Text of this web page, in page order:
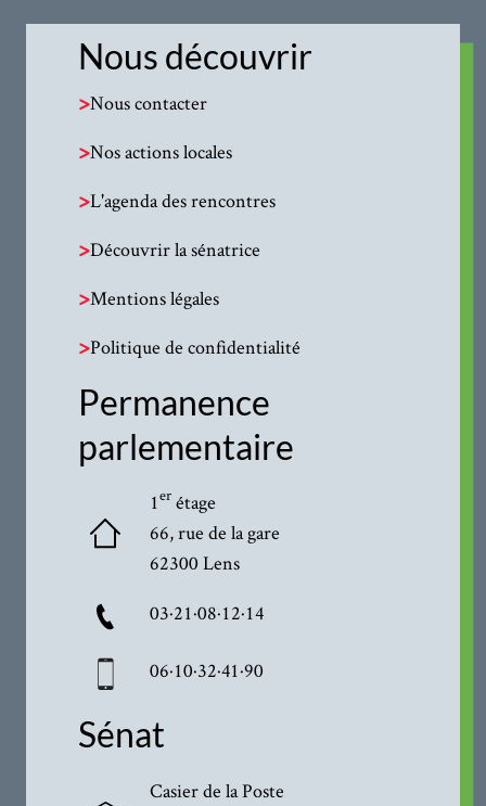
Nous découvrir
>Nous contacter
>Nos actions locales
>L'agenda des rencontres
>Découvrir la sénatrice
>Mentions légales
>Politique de confidentialité
Permanence
parlementaire
1erétage
66, rue de la gare
62300 Lens
03·21·08·12·14
06·10·32·41·90
Sénat
Casier de la Poste